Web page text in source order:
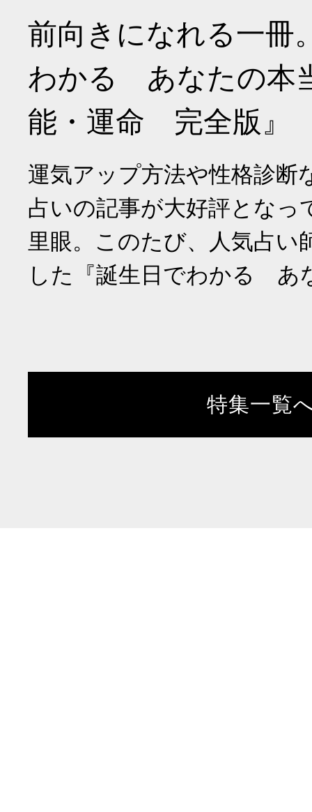
前向きになれる一冊
わかる あなたの本
能・運命 完全版』
運気アップ方法や性格診断
占いの記事が大好評となっ
里眼。このたび、人気占い
した『誕生日でわかる あ
特集一覧